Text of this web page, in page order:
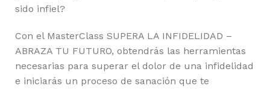
sido infiel?
Con el MasterClass SUPERA LA INFIDELIDAD –
ABRAZA TU FUTURO, obtendrás las herramientas
necesarias para superar el dolor de una infidelidad
e iniciarás un proceso de sanación que te